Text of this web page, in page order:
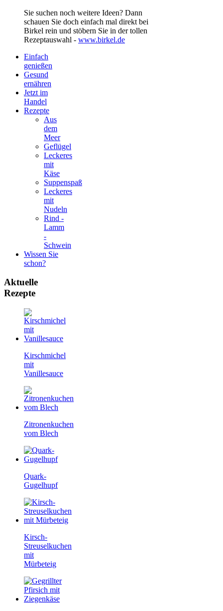
Sie suchen noch weitere Ideen? Dann
schauen Sie doch einfach mal direkt bei
Birkel rein und stöbern Sie in der tollen
Rezeptauswahl - www.birkel.de
Einfach
genießen
Gesund
ernähren
Jetzt im
Handel
Rezepte
Aus
dem
Meer
Geflügel
Leckeres
mit
Käse
Suppenspaß
Leckeres
mit
Nudeln
Rind -
Lamm
-
Schwein
Wissen Sie
schon?
Aktuelle
Rezepte
Kirschmichel
mit
Vanillesauce
Zitronenkuchen
vom Blech
Quark-
Gugelhupf
Kirsch-
Streuselkuchen
mit
Mürbeteig